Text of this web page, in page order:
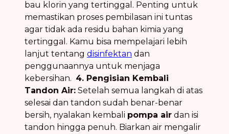
bau klorin yang tertinggal. Penting untuk
memastikan proses pembilasan ini tuntas
agar tidak ada residu bahan kimia yang
tertinggal. Kamu bisa mempelajari lebih
lanjut tentang disinfektan dan
penggunaannya untuk menjaga
kebersihan. 4. Pengisian Kembali
Tandon Air: Setelah semua langkah di atas
selesai dan tandon sudah benar-benar
bersih, nyalakan kembali pompa air dan isi
tandon hingga penuh. Biarkan air mengalir